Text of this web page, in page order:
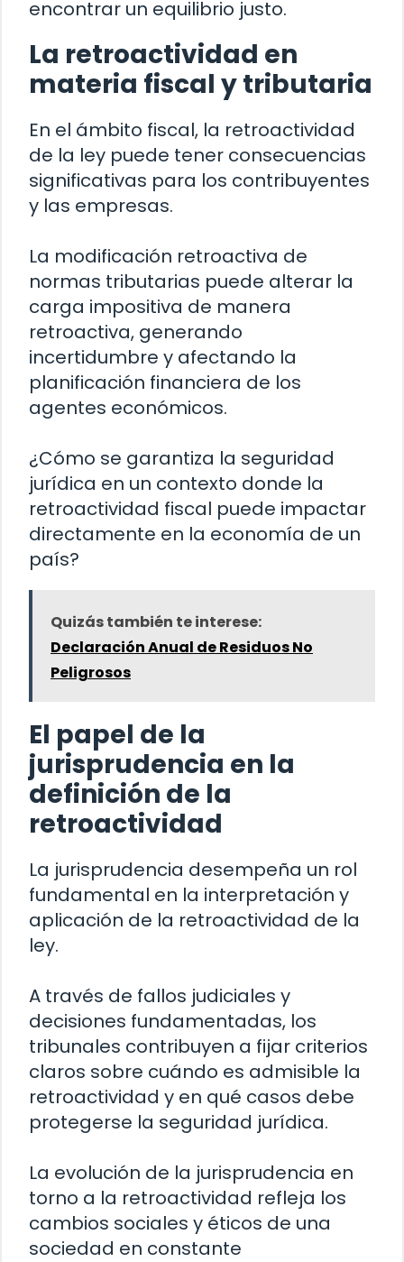
encontrar un equilibrio justo.
La retroactividad en
materia fiscal y tributaria
En el ámbito fiscal, la retroactividad
de la ley puede tener consecuencias
significativas para los contribuyentes
y las empresas.
La modificación retroactiva de
normas tributarias puede alterar la
carga impositiva de manera
retroactiva, generando
incertidumbre y afectando la
planificación financiera de los
agentes económicos.
¿Cómo se garantiza la seguridad
jurídica en un contexto donde la
retroactividad fiscal puede impactar
directamente en la economía de un
país?
Quizás también te interese:
Declaración Anual de Residuos No
Peligrosos
El papel de la
jurisprudencia en la
definición de la
retroactividad
La jurisprudencia desempeña un rol
fundamental en la interpretación y
aplicación de la retroactividad de la
ley.
A través de fallos judiciales y
decisiones fundamentadas, los
tribunales contribuyen a fijar criterios
claros sobre cuándo es admisible la
retroactividad y en qué casos debe
protegerse la seguridad jurídica.
La evolución de la jurisprudencia en
torno a la retroactividad refleja los
cambios sociales y éticos de una
sociedad en constante